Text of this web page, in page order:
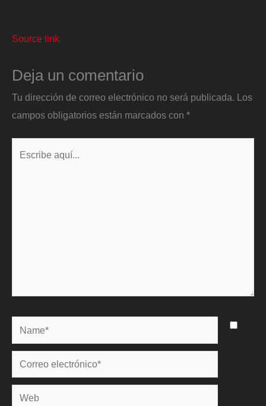
Source link
Deja un comentario
Tu dirección de correo electrónico no será publicada. Los
campos obligatorios están marcados con *
Name*
Correo
electrónico*
Web